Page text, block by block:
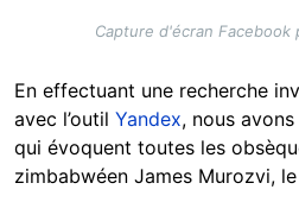
Capture d'écran Facebook
En effectuant une recherche
avec l’outil Yandex, nous
qui évoquent toutes les
zimbabwéen James Murozvi,